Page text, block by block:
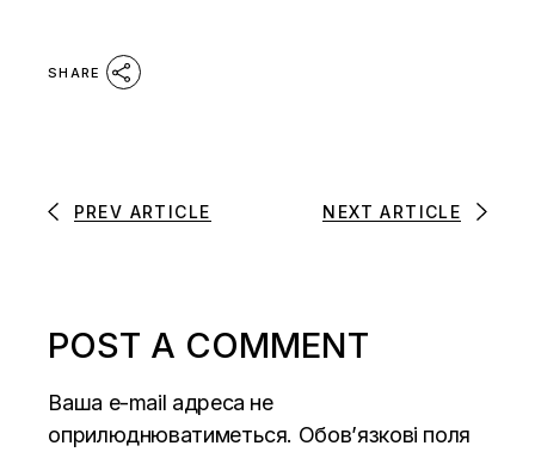
SHARE
PREV ARTICLE NEXT ARTICLE
POST A COMMENT
Ваша e-mail адреса не
оприлюднюватиметься. Обов’язкові поля